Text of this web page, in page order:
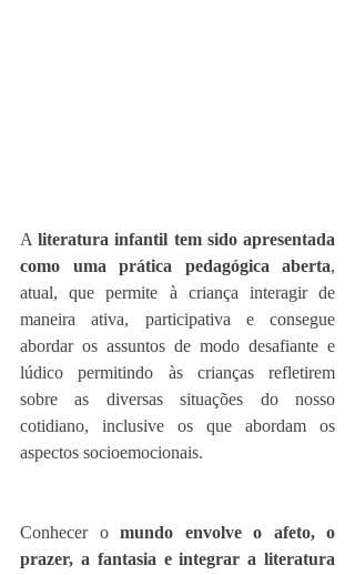
A literatura infantil tem sido apresentada
como uma prática pedagógica aberta,
atual, que permite à criança interagir de
maneira ativa, participativa e consegue
abordar os assuntos de modo desafiante e
lúdico permitindo às crianças refletirem
sobre as diversas situações do nosso
cotidiano, inclusive os que abordam os
aspectos socioemocionais.
Conhecer o mundo envolve o afeto, o
prazer, a fantasia e integrar a literatura